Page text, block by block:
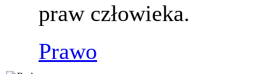
praw człowieka.
Prawo